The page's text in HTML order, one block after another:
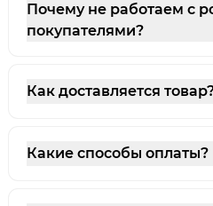
Почему не работаем с
покупателями?
Как доставляется
Какие способы оплаты?